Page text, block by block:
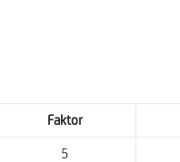
Faktor
5